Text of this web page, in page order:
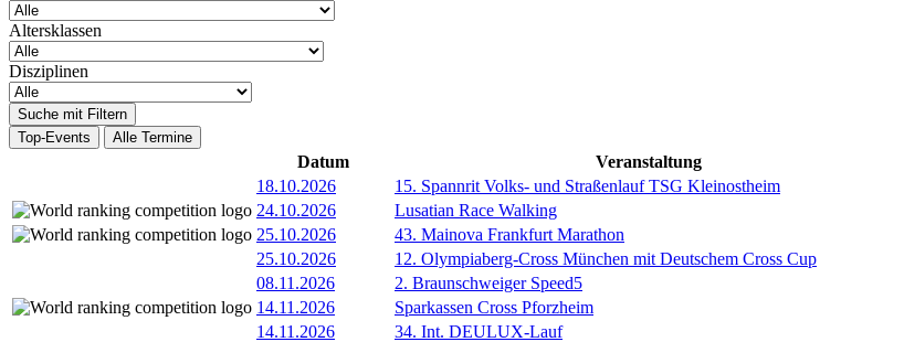
Altersklassen
Disziplinen
Suche mit Filtern
Top-Events
Alle Termine
Datum Veranstaltung
18.10.2026
15. Spannrit Volks- und Straßenlauf TSG Kleinostheim
24.10.2026
Lusatian Race Walking
25.10.2026
43. Mainova Frankfurt Marathon
25.10.2026
12. Olympiaberg-Cross München mit Deutschem Cross Cup
08.11.2026
2. Braunschweiger Speed5
14.11.2026
Sparkassen Cross Pforzheim
14.11.2026
34. Int. DEULUX-Lauf